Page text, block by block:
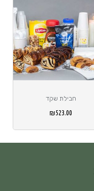
חבילת שקד
₪523.00